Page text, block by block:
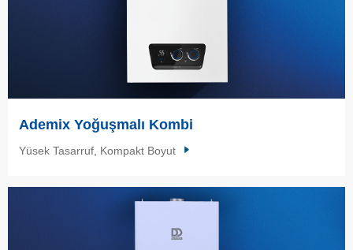
Ademix Yoğuşmalı Kombi
Yüsek Tasarruf, Kompakt Boyut